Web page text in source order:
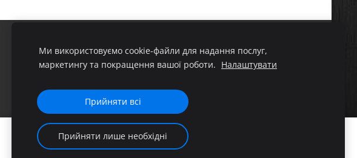
Поскаржитися на порушення
Ми використовуємо cookie-файли для надання послуг,
маркетингу та покращення вашої роботи. Налаштувати
Прийняти всі
Прийняти лише необхідні